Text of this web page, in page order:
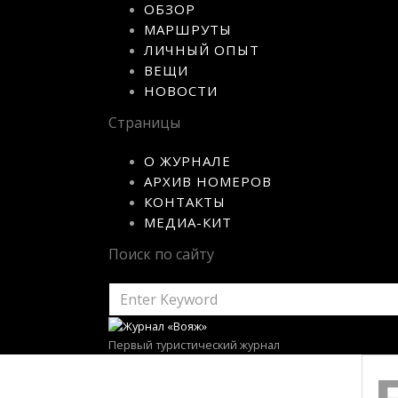
ОБЗОР
МАРШРУТЫ
ЛИЧНЫЙ ОПЫТ
ВЕЩИ
НОВОСТИ
Страницы
О ЖУРНАЛЕ
АРХИВ НОМЕРОВ
КОНТАКТЫ
МЕДИА-КИТ
Поиск по сайту
FOR:
Первый туристический журнал
FOR: